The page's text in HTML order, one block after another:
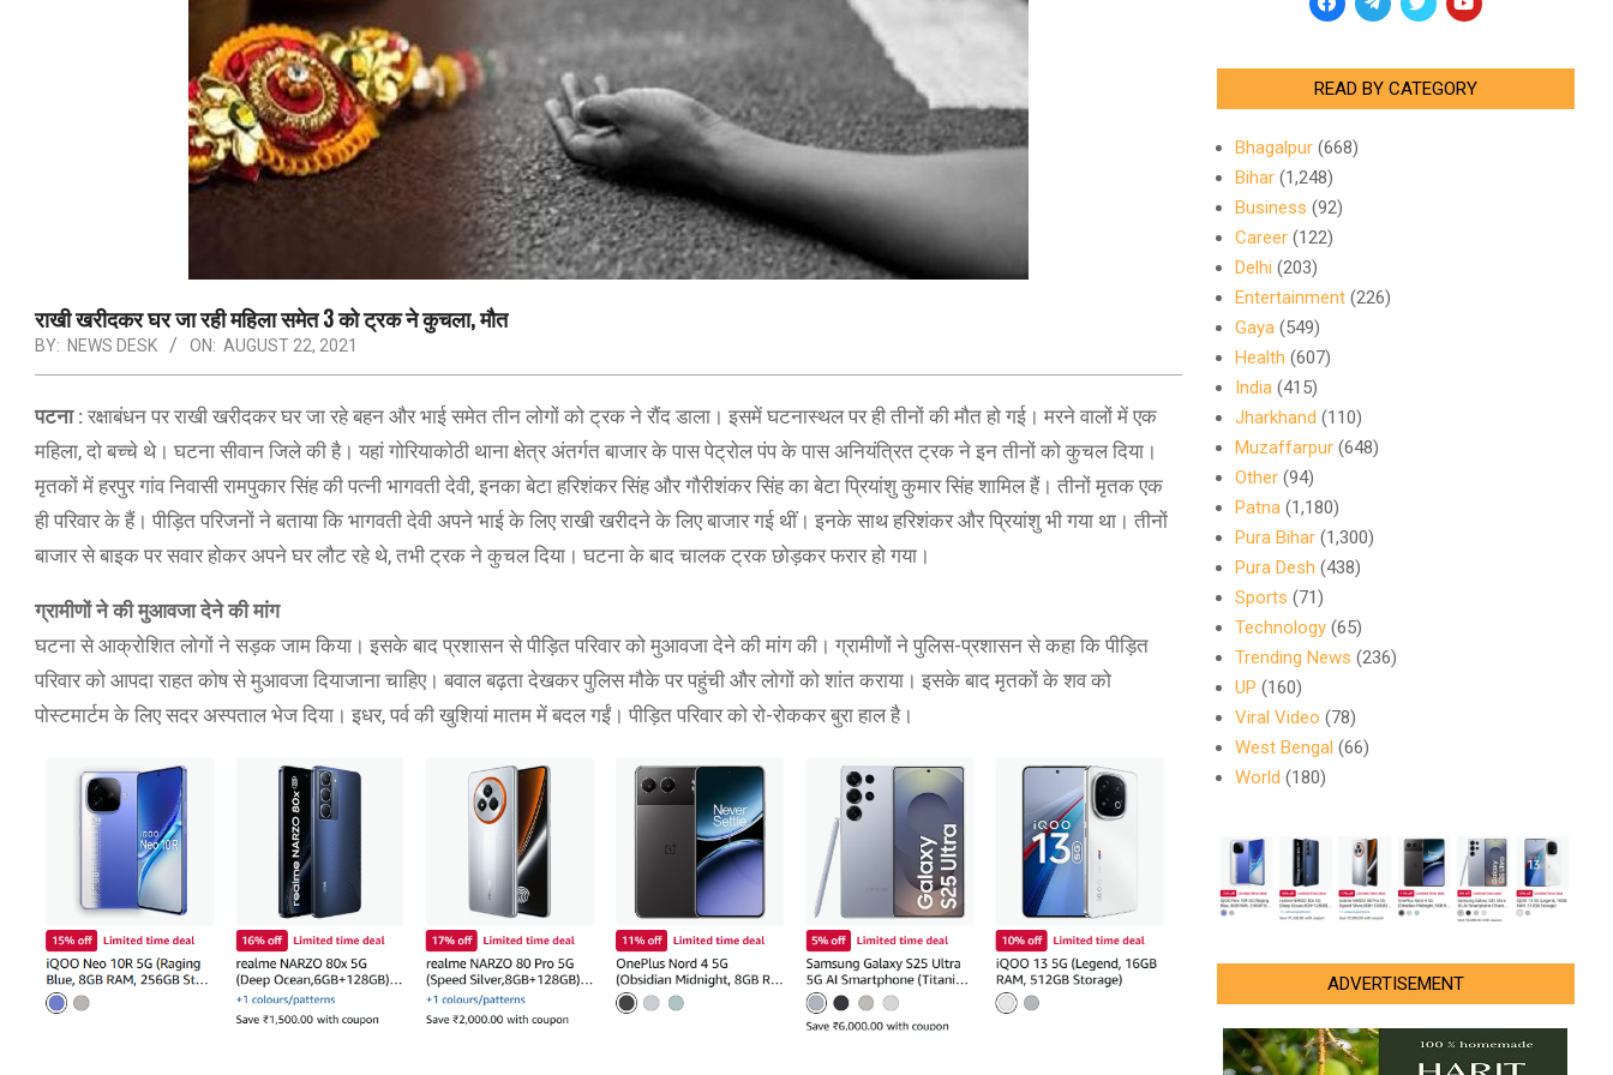
राखी खरीदकर घर जा रही महिला समेत 3 को ट्रक ने कुचला, मौत
BY: NEWS DESK ON: AUGUST 22, 2021
पटना : रक्षाबंधन पर राखी खरीदकर घर जा रहे बहन और भाई समेत तीन लोगों को ट्रक ने रौंद डाला। इसमें घटनास्थल पर ही तीनों की मौत हो गई। मरने वालों में एक
महिला, दो बच्चे थे। घटना सीवान जिले की है। यहां गोरियाकोठी थाना क्षेत्र अंतर्गत बाजार के पास पेट्रोल पंप के पास अनियंत्रित ट्रक ने इन तीनों को कुचल दिया।
मृतकों में हरपुर गांव निवासी रामपुकार सिंह की पत्नी भागवती देवी, इनका बेटा हरिशंकर सिंह और गौरीशंकर सिंह का बेटा प्रियांशु कुमार सिंह शामिल हैं। तीनों मृतक एक
ही परिवार के हैं। पीड़ित परिजनों ने बताया कि भागवती देवी अपने भाई के लिए राखी खरीदने के लिए बाजार गई थीं। इनके साथ हरिशंकर और प्रियांशु भी गया था। तीनों
बाजार से बाइक पर सवार होकर अपने घर लौट रहे थे, तभी ट्रक ने कुचल दिया। घटना के बाद चालक ट्रक छोड़कर फरार हो गया।
ग्रामीणों ने की मुआवजा देने की मांग
घटना से आक्रोशित लोगों ने सड़क जाम किया। इसके बाद प्रशासन से पीड़ित परिवार को मुआवजा देने की मांग की। ग्रामीणों ने पुलिस-प्रशासन से कहा कि पीड़ित
परिवार को आपदा राहत कोष से मुआवजा दियाजाना चाहिए। बवाल बढ़ता देखकर पुलिस मौके पर पहुंची और लोगों को शांत कराया। इसके बाद मृतकों के शव को
पोस्टमार्टम के लिए सदर अस्पताल भेज दिया। इधर, पर्व की खुशियां मातम में बदल गईं। पीड़ित परिवार को रो-रोककर बुरा हाल है।
READ BY CATEGORY
Bhagalpur(668)
Bihar(1,248)
Business (92)
Career(122)
Delhi (203)
Entertainment(226)
Gaya(549)
Health (607)
India(415)
Jharkhand (110)
Muzaffarpur(648)
Other(94)
Patna(1,180)
Pura Bihar(1,300)
Pura Desh (438)
Sports (71)
Technology(65)
Trending News (236)
UP (160)
Viral Video (78)
West Bengal (66)
World (180)
ADVERTISEMENT